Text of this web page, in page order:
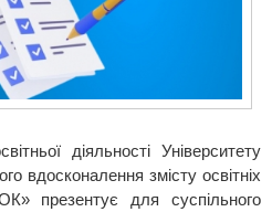
діяльності Університету
вдосконалення змісту освітніх
презентує для суспільного